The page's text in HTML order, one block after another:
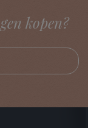
kopen?